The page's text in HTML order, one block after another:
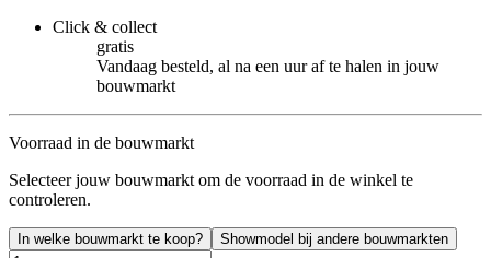
Click & collect
gratis
Vandaag besteld, al na een uur af te halen in jouw
bouwmarkt
Voorraad in de bouwmarkt
Selecteer jouw bouwmarkt om de voorraad in de winkel te
controleren.
In welke bouwmarkt te koop? Showmodel bij andere bouwmarkten